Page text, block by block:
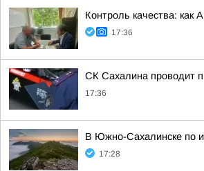
Контроль качества: как
17:36
СК Сахалина проводит
17:36
В Южно-Сахалинске по
17:28